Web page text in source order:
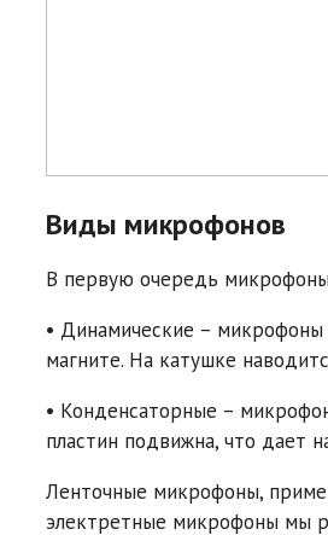
Виды микрофонов
В первую очередь микрофоны
• Динамические –
магните. На катушке
• Конденсаторные –
пластин подвижна, что дает
Ленточные микрофоны,
электретные микрофоны мы